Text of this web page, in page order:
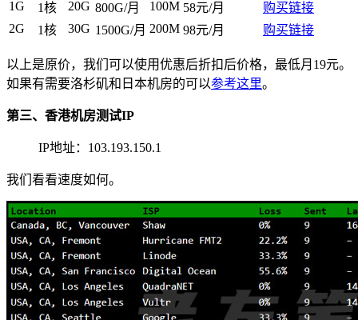
1G
1核 20G 800G/月 100M 58元/月
购买链接
2G
1核 30G 1500G/月 200M 98元/月 购买链接
以上是原价，我们可以使用优惠后折扣后价格，最低月19元。
如果有需要洛杉矶和日本机房的可以参考这里。
第三、香港机房测试IP
IP地址：103.193.150.1
我们看看速度如何。